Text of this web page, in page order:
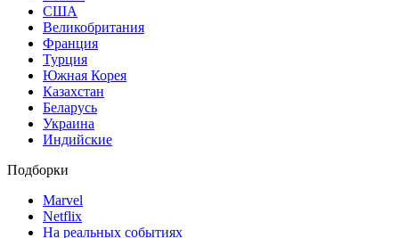
США
Великобритания
Франция
Турция
Южная Корея
Казахстан
Беларусь
Украина
Индийские
Подборки
Marvel
Netflix
На реальных событиях